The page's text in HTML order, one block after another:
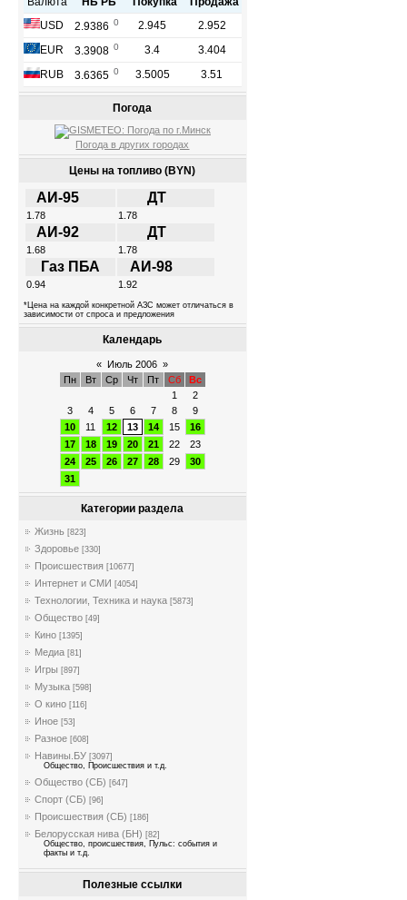
Погода
Погода в других городах
Цены на топливо (BYN)
АИ-95 ДТ
1.78 1.78
АИ-92 ДТ
1.68 1.78
Газ ПБА АИ-98
0.94 1.92
*Цена на каждой конкретной АЗС может отличаться в
зависимости от спроса и предложения
Календарь
« Июль 2006 »
Пн
Вт Ср Чт Пт Сб
Вс
1
2
3
4 5 6 7 8
9
10
11 12 13 14 15
16
17
18 19 20 21 22
23
24
25 26 27 28 29
30
31
Категории раздела
Жизнь [823]
Здоровье [330]
Происшествия [10677]
Интернет и СМИ [4054]
Технологии, Техника и наука [5873]
Общество [49]
Кино [1395]
Медиа [81]
Игры [897]
Музыка [598]
О кино [116]
Иное [53]
Разное [608]
Навины.БУ [3097]
Общество, Происшествия и т.д.
Общество (СБ) [647]
Спорт (СБ) [96]
Происшествия (СБ) [186]
Белорусская нива (БН) [82]
Общество, происшествия, Пульс: события и
факты и т.д.
Полезные ссылки